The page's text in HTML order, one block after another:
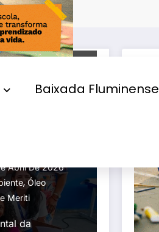
Baixada Fluminense
novos
Abril De 2026
,Óleo
Meriti
da